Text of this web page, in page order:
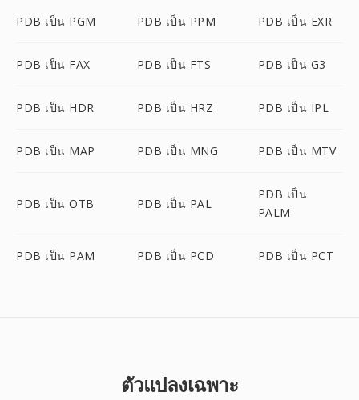
PDB เป็น PGM PDB เป็น PPM PDB เป็น EXR
PDB เป็น FAX PDB เป็น FTS PDB เป็น G3
PDB เป็น HDR PDB เป็น HRZ PDB เป็น IPL
PDB เป็น MAP PDB เป็น MNG PDB เป็น MTV
PDB เป็น OTB PDB เป็น PAL
PDB เป็น
PALM
PDB เป็น PAM PDB เป็น PCD PDB เป็น PCT
ตัวแปลงเฉพาะ